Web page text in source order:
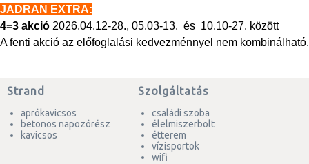
JADRAN EXTRA:
4=3 akció 2026.04.12-28., 05.03-13. és 10.10-27. között
A fenti akció az előfoglalási kedvezménnyel nem kombinálható.
Strand
aprókavicsos
betonos napozórész
kavicsos
Szolgáltatás
családi szoba
élelmiszerbolt
étterem
vízisportok
wifi